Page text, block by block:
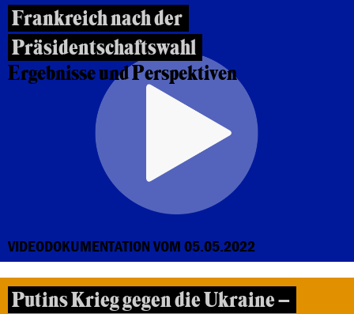
Frankreich nach der
Präsidentschaftswahl
Ergebnisse und Perspektiven
VIDEODOKUMENTATION VOM 05.05.2022
Putins Krieg gegen die Ukraine –